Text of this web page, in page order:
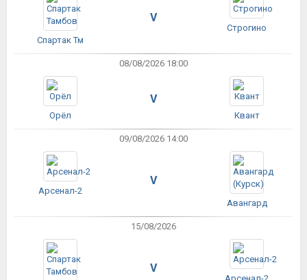
Спартак Тм
V
Строгино
08/08/2026 18:00
Орёл
V
Квант
09/08/2026 14:00
Арсенал-2
V
Авангард
15/08/2026
V